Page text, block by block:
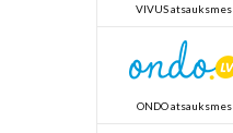
VIVUS atsauksmes
ONDO atsauksmes